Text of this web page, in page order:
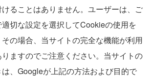
ることはありません。ユーザーは、ご
切な設定を選択してCookieの使用を
の場合、当サイトの完全な機能が利用
ますのでご注意ください。当サイトの
、Googleが上記の方法および目的で